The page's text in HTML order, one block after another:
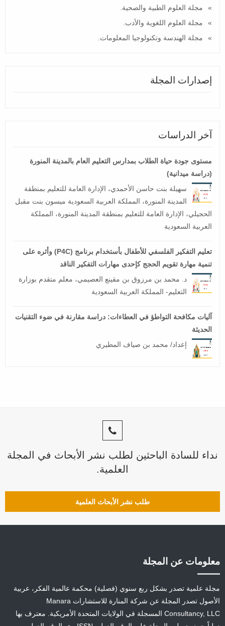
مجلة العلوم الطبية والصحية.
مجلة العلوم اللغوية والأدب.
مجلة الهندسة وتكنولوجيا المعلومات.
إصدارات المجلة
آخر الدراسات
مستوى جودة حياة الطلاب بمدارس التعليم العام بالمدينة المنورة
(دراسة ميدانية)
سهيلة بنت حاسن الأحمدي، الإدارة العامة للتعليم بمنطقة
المدينة المنورة، المملكة العربية السعودية ميسون بنت مقبل
الحجيلي، الإدارة العامة للتعليم بمنطقة المدينة المنورة، المملكة
العربية السعودية
تعليم التفكير الفلسفي للأطفال بأستخدام برنامج (P4C) وأثره على
تنمية مهارة تقويم الحجج كإحدى مهارات التفكير الناقد
د. محمد بن مرزوق بن مقينع العصيمي، معلم متقدم بوزارة
التعليم- المملكة العربية السعودية
آليات مكافحة التواطؤ في العطاءات: دراسة مقارنة في ضوء التقنيات
الحديثة
إعداد/ محمد بن صياف المطيري
نداء للسادة الباحثين لطلب نشر الأبحاث في المجلة
العلمية.
طلب نشر الأبحاث العلمية
معلومات عن المجلة
مجلة علمية تصدر بشكل ربع سنوي (فصلية) محكمة عالمية الفكر، عربية
الأصول تصدر المجلة عن شركة المنارة للاستشارات Manara
Consultancy, LLC المسجلة في الولايات المتحدة الأمريكية. معترف بها